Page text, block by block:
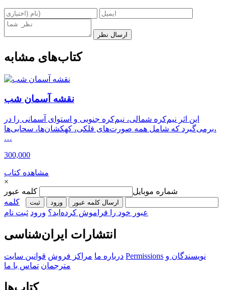
ارسال نظر
کتاب‌های مشابه
نقشه آسمان شب
این اثر نیم‌کره شمالی، نیم‌کره جنوبی و استوای آسمانی را در
برمی‌گیرد که شامل همه صورت‌های فلکی، کهکشان‌ها، سحابی‌ها،
…
300,000
مشاهده کتاب
×
شماره موبایل
کلمه عبور
ارسال کلمه عبور ورود ثبت‌
کلمه
عبور خود را فراموش کرده‌اید؟ ورود ثبت نام
انتشارات ایران‌شناسی
درباره ما مراکز فروش قوانین سایت Permissions نویسندگان و
مترجمان تماس با ما